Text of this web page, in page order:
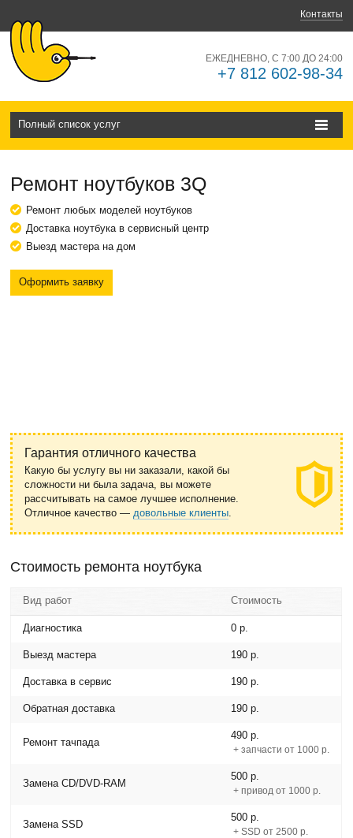
Контакты
ЕЖЕДНЕВНО, С 7:00 ДО 24:00
+7 812 602-98-34
Полный список услуг
Ремонт ноутбуков 3Q
Ремонт любых моделей ноутбуков
Доставка ноутбука в сервисный центр
Выезд мастера на дом
Оформить заявку
Гарантия отличного качества
Какую бы услугу вы ни заказали, какой бы
сложности ни была задача, вы можете
рассчитывать на самое лучшее исполнение.
Отличное качество —довольные клиенты.
Стоимость ремонта ноутбука
Вид работ Стоимость
Диагностика 0 р.
Выезд мастера 190 р.
Доставка в сервис 190 р.
Обратная доставка 190 р.
Ремонт тачпада
490 р.
+ запчасти от 1000 р.
Замена CD/DVD-RAM
500 р.
+ привод от 1000 р.
Замена SSD
500 р.
+ SSD от 2500 р.